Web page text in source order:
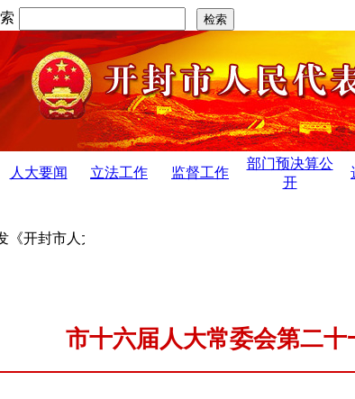
人大要闻 立法工作 监督工作
部门预决算公
开
开封市人大常委会〈人大调查研究〉管...
市十六届人大常委会第二